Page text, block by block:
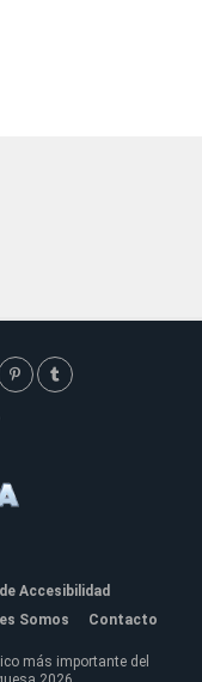
Accesibilidad
Somos Contacto
más importante del